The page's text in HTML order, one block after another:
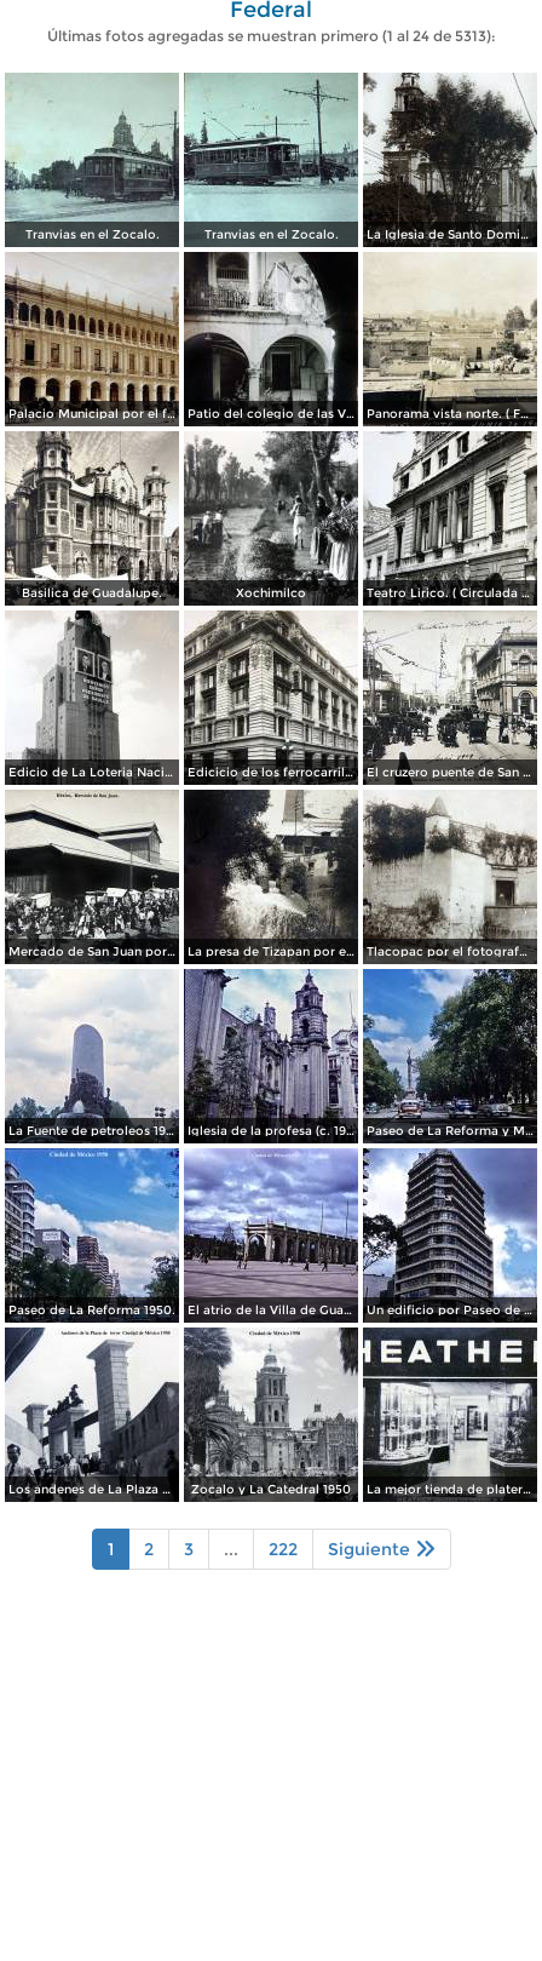
Federal
Últimas fotos agregadas se muestran primero (1 al 24 de 5313):
Tranvias en el Zocalo. Tranvias en el Zocalo. La Iglesia de Santo Domingo.
Palacio Municipal por el fotografo Hugo Brehme.. Patio del colegio de las Vizcainas por el fotografo Hugo Brehme. Panorama vista norte. ( Fechada el 20 de Junio de 1905 ).
Basilica de Guadalupe. Xochimilco Teatro Lirico. ( Circulada el 1 de Agosto de 1926 ).
Edicio de La Loteria Nacional Ciudad de México Abril de 1964 Edicicio de los ferrocarriles. El cruzero puente de San Francisco y Guardiola por el fotografo Felix Miret.
Mercado de San Juan por el fotografo Felix Miret La presa de Tizapan por el fotografo Fernando Kososky. ( Circulada el 22 de Diembre de 1910 ). Tlacopac por el fotografo Hugo Brehme.
La Fuente de petroleos 1950. Iglesia de la profesa (c. 1950) Paseo de La Reforma y Mto a La Independencia 1950
Paseo de La Reforma 1950. El atrio de la Villa de Guadalupe 1950. Un edificio por Paseo de La Reforma 1950
Los andenes de La Plaza de toros Ciudad de México 1950 Zocalo y La Catedral 1950 La mejor tienda de plateria.
1 2 3 ... 222 Siguiente